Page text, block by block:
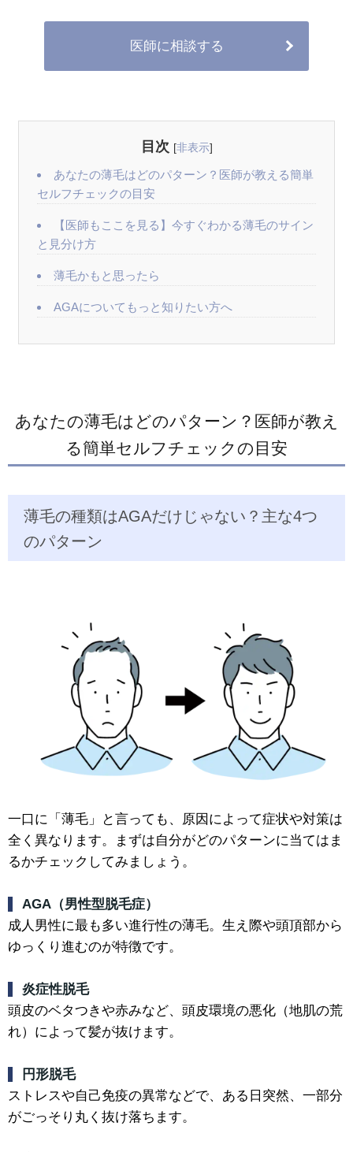
医師に相談する
目次 [非表示]
あなたの薄毛はどのパターン？医師が教える簡単
セルフチェックの目安
【医師もここを見る】今すぐわかる薄毛のサイン
と見分け方
薄毛かもと思ったら
AGAについてもっと知りたい方へ
あなたの薄毛はどのパターン？医師が教え
る簡単セルフチェックの目安
薄毛の種類はAGAだけじゃない？主な4つ
のパターン
一口に「薄毛」と言っても、原因によって症状や対策は
全く異なります。まずは自分がどのパターンに当てはま
るかチェックしてみましょう。
AGA（男性型脱毛症）
成人男性に最も多い進行性の薄毛。生え際や頭頂部から
ゆっくり進むのが特徴です。
炎症性脱毛
頭皮のベタつきや赤みなど、頭皮環境の悪化（地肌の荒
れ）によって髪が抜けます。
円形脱毛
ストレスや自己免疫の異常などで、ある日突然、一部分
がごっそり丸く抜け落ちます。